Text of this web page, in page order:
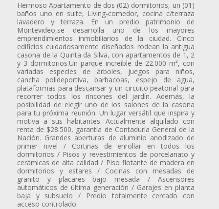
Hermoso Apartamento de dos (02) dormitorios, un (01)
baños uno en suite, Living-comedor, cocina c/terraza
lavadero y terraza. En un predio patrimonio de
Montevideo,se desarrolla uno de los mayores
emprendimientos inmobiliarios de la ciudad. Cinco
edificios cuidadosamente diseñados rodean la antigua
casona de la Quinta da Silva, con apartamentos de 1, 2
y 3 dormitorios.Un parque increíble de 22.000 m², con
variadas especies de árboles, juegos para niños,
cancha polideportiva, barbacoas, espejo de agua,
plataformas para descansar y un circuito peatonal para
recorrer todos los rincones del jardín. Además, la
posibilidad de elegir uno de los salones de la casona
para tu próxima reunión. Un lugar versátil que inspira y
motiva a sus habitantes. Actualmente alquilado con
renta de $28.500, garantía de Contaduría General de la
Nación. Grandes aberturas de aluminio anodizado de
primer nivel / Cortinas de enrollar en todos los
dormitorios / Pisos y revestimientos de porcelanato y
cerámicas de alta calidad / Piso flotante de madera en
dormitorios y estares / Cocinas con mesadas de
granito y placares bajo mesada / Ascensores
automáticos de última generación / Garajes en planta
baja y subsuelo / Predio totalmente cercado con
acceso controlado.